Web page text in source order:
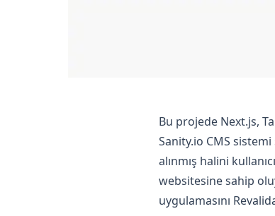
Bu projede Next.js,
Sanity.io CMS
alınmış halini
websitesine sahip
uygulamasını